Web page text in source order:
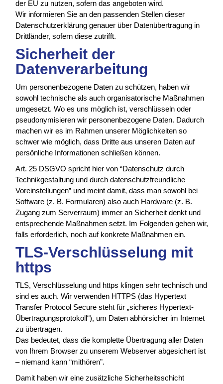
der EU zu nutzen, sofern das angeboten wird.
Wir informieren Sie an den passenden Stellen dieser
Datenschutzerklärung genauer über Datenübertragung in
Drittländer, sofern diese zutrifft.
Sicherheit der
Datenverarbeitung
Um personenbezogene Daten zu schützen, haben wir
sowohl technische als auch organisatorische Maßnahmen
umgesetzt. Wo es uns möglich ist, verschlüsseln oder
pseudonymisieren wir personenbezogene Daten. Dadurch
machen wir es im Rahmen unserer Möglichkeiten so
schwer wie möglich, dass Dritte aus unseren Daten auf
persönliche Informationen schließen können.
Art. 25 DSGVO spricht hier von “Datenschutz durch
Technikgestaltung und durch datenschutzfreundliche
Voreinstellungen” und meint damit, dass man sowohl bei
Software (z. B. Formularen) also auch Hardware (z. B.
Zugang zum Serverraum) immer an Sicherheit denkt und
entsprechende Maßnahmen setzt. Im Folgenden gehen wir,
falls erforderlich, noch auf konkrete Maßnahmen ein.
TLS-Verschlüsselung mit
https
TLS, Verschlüsselung und https klingen sehr technisch und
sind es auch. Wir verwenden HTTPS (das Hypertext
Transfer Protocol Secure steht für „sicheres Hypertext-
Übertragungsprotokoll“), um Daten abhörsicher im Internet
zu übertragen.
Das bedeutet, dass die komplette Übertragung aller Daten
von Ihrem Browser zu unserem Webserver abgesichert ist
– niemand kann “mithören”.
Damit haben wir eine zusätzliche Sicherheitsschicht